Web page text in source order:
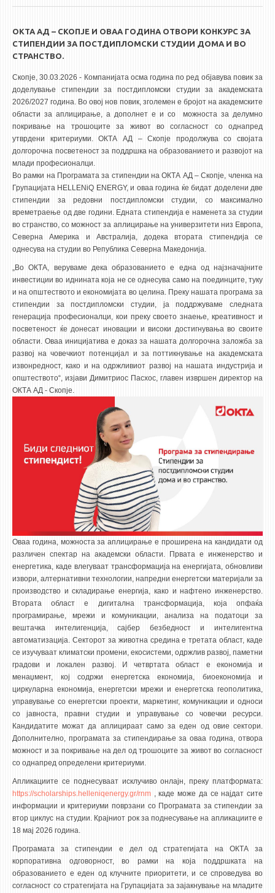
ЛЕКТОРИ
ЛАБОРАНТИ
IN MEMORIAM
СТУДИИ
II ЦИКЛУС - ПОСЛЕДИПЛОМСКИ
III ЦИКЛУС - ДОКТОРСКИ
МЕЃУНАРОДНА РАЗМЕНА
ЕКВИВАЛЕНЦИИ ОД СТАРИ СТУДИСКИ ПРОГРАМИ
ОГЛАСНА ТАБЛА
СООПШТЕНИЈА
СТУДЕНТСКА СЛУЖБА
БИБЛИОТЕКА
ДА ВИНЧИ МАГАЗИН
СТИПЕНДИИ
ОКТА АД – СКОПЈЕ И ОВАА ГОДИНА ОТВОРИ КОНКУРС ЗА
СТИПЕНДИИ ЗА ПОСТДИПЛОМСКИ СТУДИИ ДОМА И ВО
СТРАНСТВО.
Скопје, 30.03.2026 - Компанијата осма година по ред објавува повик за
доделување стипендии за постдипломски студии за академската
2026/2027 година. Во овој нов повик, зголемен е бројот на академските
области за аплицирање, а дополнет е и со можноста за делумно
покривање на трошоците за живот во согласност со однапред
утврдени критериуми. ОКТА АД – Скопје продолжува со својата
долгорочна посветеност за поддршка на образованието и развојот на
млади професионалци.
Во рамки на Програмата за стипендии на ОКТА АД – Скопје, членка на
Групацијата HELLENiQ ENERGY, и оваа година ќе бидат доделени две
стипендии за редовни постдипломски студии, со максимално
времетраење од две години. Едната стипендија е наменета за студии
во странство, со можност за аплицирање на универзитети низ Европа,
Северна Америка и Австралија, додека втората стипендија се
однесува на студии во Република Северна Македонија.
„Во ОКТА, веруваме дека образованието е една од најзначајните
инвестиции во иднината која не се однесува само на поединците, туку
и на општеството и економијата во целина. Преку нашата програма за
стипендии за постдипломски студии, ја поддржуваме следната
генерација професионалци, кои преку своето знаење, креативност и
посветеност ќе донесат иновации и високи достигнувања во своите
области. Оваа иницијатива е доказ за нашата долгорочна заложба за
развој на човечкиот потенцијал и за поттикнување на академската
извонредност, како и на одржливиот развој на нашата индустрија и
општеството“, изјави Димитриос Пасхос, главен извршен директор на
ОКТА АД - Скопје.
Оваа година, можноста за аплицирање е проширена на кандидати од
различен спектар на академски области. Првата е инженерство и
енергетика, каде влегуваат трансформација на енергијата, обновливи
извори, алтернативни технологии, напредни енергетски материјали за
производство и складирање енергија, како и нафтено инженерство.
Втората област е дигитална трансформација, која опфаќа
програмирање, мрежи и комуникации, анализа на податоци за
вештачка интелигенција, сајбер безбедност и интелигентна
автоматизација. Секторот за животна средина е третата област, каде
се изучуваат климатски промени, екосистеми, одржлив развој, паметни
градови и локален развој. И четвртата област е економија и
менаџмент, кој содржи енергетска економија, биоекономија и
циркуларна економија, енергетски мрежи и енергетска геополитика,
управување со енергетски проекти, маркетинг, комуникации и односи
со јавноста, правни студии и управување со човечки ресурси.
Кандидатите можат да аплицираат само за еден од овие сектори.
Дополнително, програмата за стипендирање за оваа година, отвора
можност и за покривање на дел од трошоците за живот во согласност
со однапред определени критериуми.
Апликациите се поднесуваат исклучиво онлајн, преку платформата:
https://scholarships.helleniqenergy.gr/rnm , каде може да се најдат сите
информации и критериуми поврзани со Програмата за стипендии за
втор циклус на студии. Крајниот рок за поднесување на апликациите е
18 мај 2026 година.
Програмата за стипендии е дел од стратегијата на ОКТА за
корпоративна одговорност, во рамки на која поддршката на
образованието е еден од клучните приоритети, и се спроведува во
согласност со стратегијата на Групацијата за зајакнување на младите